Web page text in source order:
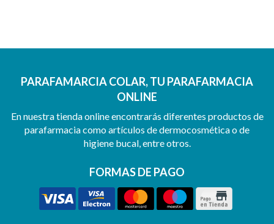
PARAFAMARCIA COLAR, TU PARAFARMACIA
ONLINE
En nuestra tienda online encontrarás diferentes productos de
parafarmacia como artículos de dermocosmética o de
higiene bucal, entre otros.
FORMAS DE PAGO